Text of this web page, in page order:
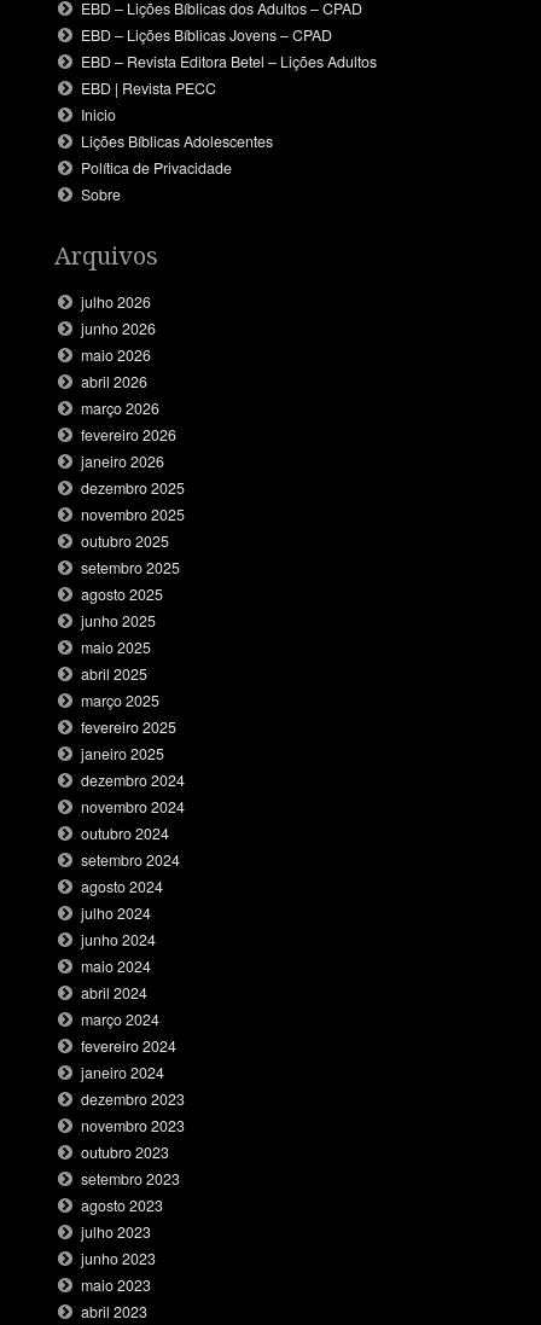
EBD – Lições Bíblicas dos Adultos – CPAD
EBD – Lições Bíblicas Jovens – CPAD
EBD – Revista Editora Betel – Lições Adultos
EBD | Revista PECC
Inicio
Lições Bíblicas Adolescentes
Política de Privacidade
Sobre
Arquivos
julho 2026
junho 2026
maio 2026
abril 2026
março 2026
fevereiro 2026
janeiro 2026
dezembro 2025
novembro 2025
outubro 2025
setembro 2025
agosto 2025
junho 2025
maio 2025
abril 2025
março 2025
fevereiro 2025
janeiro 2025
dezembro 2024
novembro 2024
outubro 2024
setembro 2024
agosto 2024
julho 2024
junho 2024
maio 2024
abril 2024
março 2024
fevereiro 2024
janeiro 2024
dezembro 2023
novembro 2023
outubro 2023
setembro 2023
agosto 2023
julho 2023
junho 2023
maio 2023
abril 2023